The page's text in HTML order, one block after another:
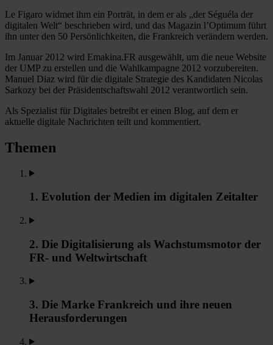
Le Figaro widmet ihm ein Porträt, in dem er als „der Séguéla der
digitalen Welt“ beschrieben wird, und das Magazin l’Optimum führt
ihn unter den 50 Persönlichkeiten, die Frankreich verändern werden.
Im Januar 2012 wird Emakina.FR ausgewählt, um die neue Website
der UMP zu erstellen und die Wahlkampagne 2012 vorzubereiten.
Manuel Diaz wird für die digitale Strategie des Kandidaten Nicolas
Sarkozy bei der Präsidentschaftswahl 2012 verantwortlich sein.
Als Spezialist für Digitales betreibt er einen Blog, auf dem er
aktuelle digitale Nachrichten teilt und kommentiert.
Themen
1. Evolution der Medien im digitalen Zeitalter
2. Die Digitalisierung als Wachstumsmotor der
FR- und Weltwirtschaft
3. Die Marke Frankreich und ihre neuen
Herausforderungen